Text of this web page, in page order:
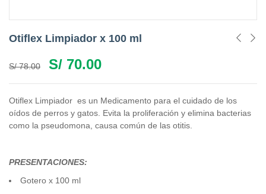
Otiflex Limpiador x 100 ml
S/78.00 S/ 70.00
Otiflex Limpiador es un Medicamento para el cuidado de los
oídos de perros y gatos. Evita la proliferación y elimina bacterias
como la pseudomona, causa común de las otitis.
PRESENTACIONES:
Gotero x 100 ml